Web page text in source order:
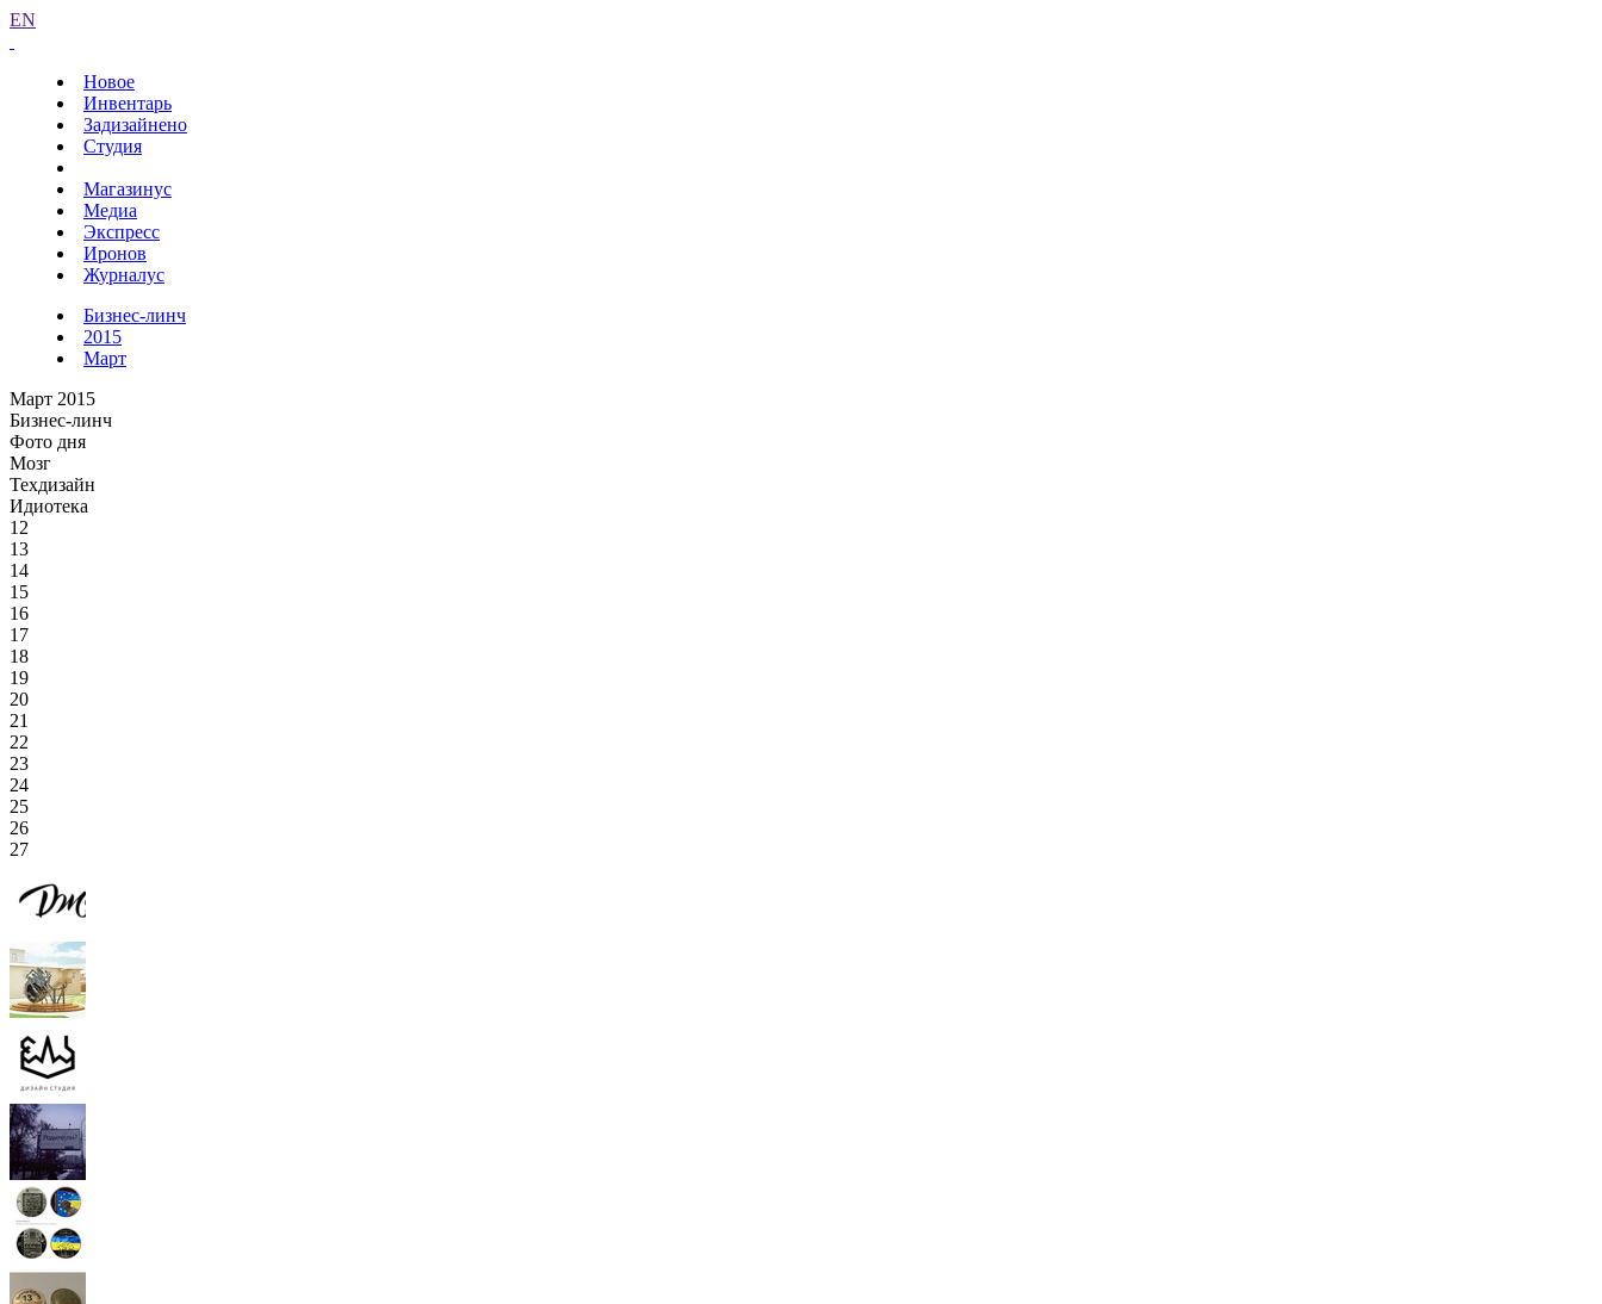
EN
Новое
Инвентарь
Задизайнено
Студия
Магазинус
Медиа
Экспресс
Иронов
Журналус
Бизнес-линч
2015
Март
Март 2015
Бизнес-линч
Фото дня
Мозг
Техдизайн
Идиотека
12
13
14
15
16
17
18
19
20
21
22
23
24
25
26
27